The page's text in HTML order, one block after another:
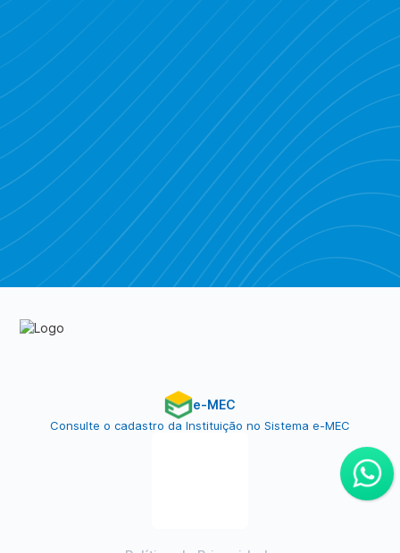
Para saber mais sobre qualquer uma das opções, é só
entrar em contato com a gente!
Piratebay
e-MEC
Consulte o cadastro da Instituição no Sistema e-MEC